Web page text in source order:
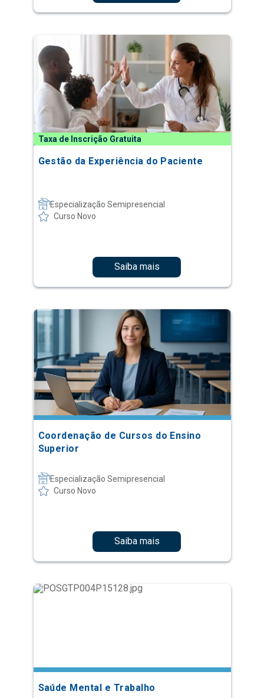
Taxa de Inscrição Gratuita
Gestão da Experiência do Paciente
Especialização Semipresencial
Curso Novo
Saiba mais
Coordenação de Cursos do Ensino
Superior
Especialização Semipresencial
Curso Novo
Saiba mais
Saúde Mental e Trabalho